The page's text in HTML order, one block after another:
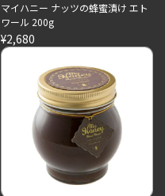
マイハニー ナッツの蜂蜜漬け エト
ワール 200g
¥2,680